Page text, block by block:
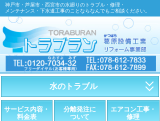
神戸市・芦屋市・西宮市の水廻りのトラブル・修理・
メンテナンス・下水道工事のことならなんでもご相談ください。
水のトラブル
・トイレが詰まったら
サービス内容・
料金表
分離発注に
ついて
エアコン工事・
修理